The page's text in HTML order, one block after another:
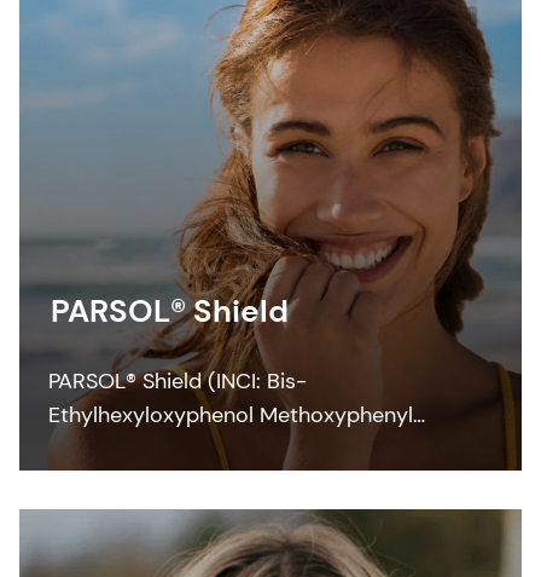
PARSOL® Shield
PARSOL® Shield (INCI: Bis-
Ethylhexyloxyphenol Methoxyphenyl
Triazine) is a photostable broad-spectrum
and UVA protection across the full range of
application forms at low concentrations.